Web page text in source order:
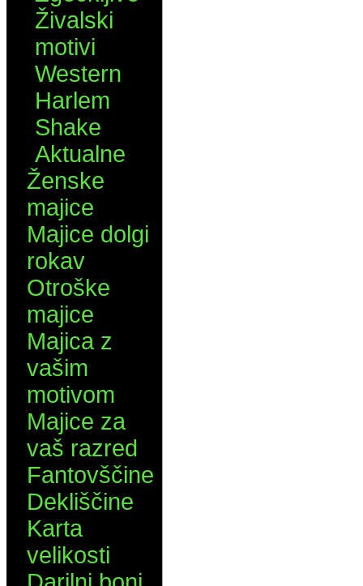
Živalski
motivi
Western
Harlem
Shake
Aktualne
Ženske
majice
Majice dolgi
rokav
Otroške
majice
Majica z
vašim
motivom
Majice za
vaš razred
Fantovščine
Dekliščine
Karta
velikosti